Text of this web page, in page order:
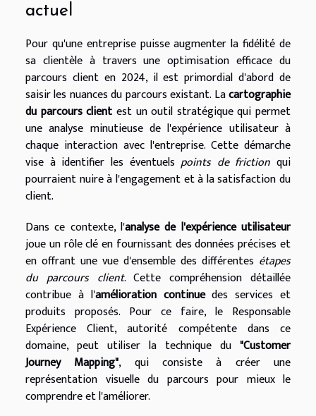
actuel
Pour qu'une entreprise puisse augmenter la fidélité de
sa clientèle à travers une optimisation efficace du
parcours client en 2024, il est primordial d'abord de
saisir les nuances du parcours existant. Lacartographie
du parcours client est un outil stratégique qui permet
une analyse minutieuse de l'expérience utilisateur à
chaque interaction avec l'entreprise. Cette démarche
vise à identifier les éventuelspoints de friction qui
pourraient nuire à l'engagement et à la satisfaction du
client.
Dans ce contexte, l'analyse de l'expérience utilisateur
joue un rôle clé en fournissant des données précises et
en offrant une vue d'ensemble des différentes étapes
du parcours client. Cette compréhension détaillée
contribue à l'amélioration continuedes services et
produits proposés. Pour ce faire, le Responsable
Expérience Client, autorité compétente dans ce
domaine, peut utiliser la technique du "Customer
Journey Mapping", qui consiste à créer une
représentation visuelle du parcours pour mieux le
comprendre et l'améliorer.